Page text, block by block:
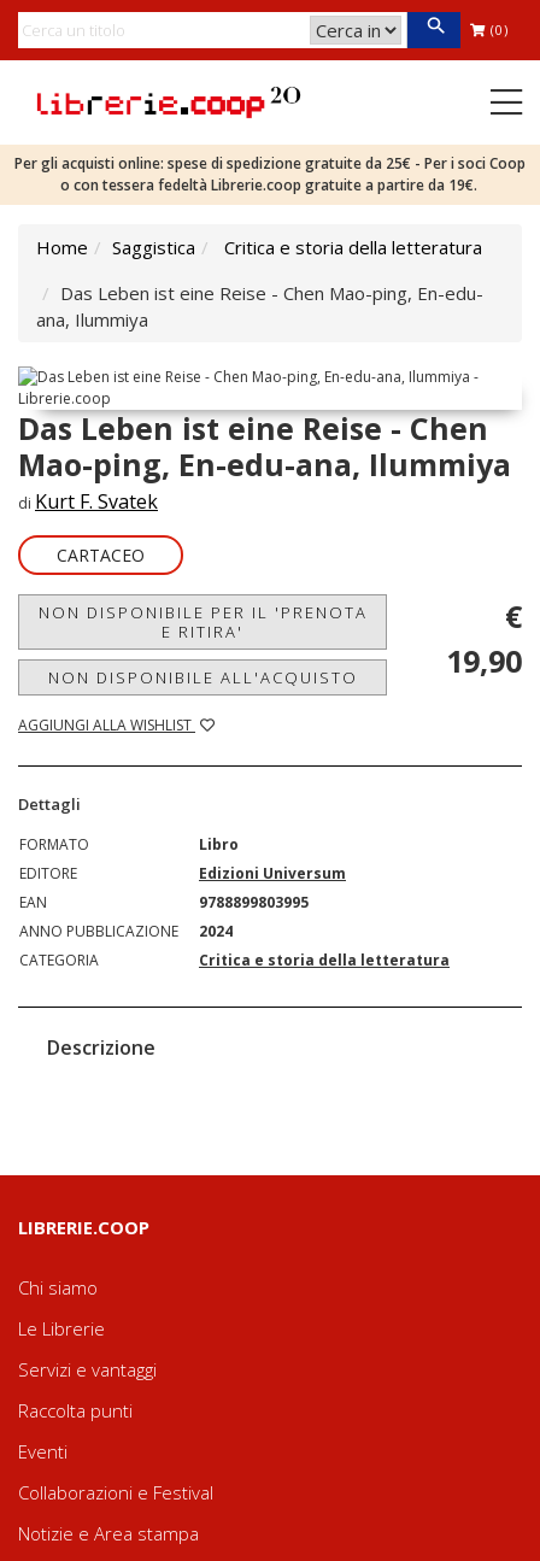
(0)
Per gli acquisti online: spese di spedizione gratuite da 25€ - Per i soci Coop
o con tessera fedeltà Librerie.coop gratuite a partire da 19€.
Home Saggistica
Critica e storia della letteratura
Das Leben ist eine Reise - Chen Mao-ping, En-edu-
ana, Ilummiya
Das Leben ist eine Reise - Chen
Mao-ping, En-edu-ana, Ilummiya
di Kurt F. Svatek
CARTACEO
NON DISPONIBILE PER IL 'PRENOTA
E RITIRA'
NON DISPONIBILE ALL'ACQUISTO
AGGIUNGI ALLA WISHLIST
€
19,90
Dettagli
FORMATO
Libro
EDITORE
Edizioni Universum
EAN
9788899803995
ANNO PUBBLICAZIONE
2024
CATEGORIA
Critica e storia della letteratura
Descrizione
LIBRERIE.COOP
Chi siamo
Le Librerie
Servizi e vantaggi
Raccolta punti
Eventi
Collaborazioni e Festival
Notizie e Area stampa